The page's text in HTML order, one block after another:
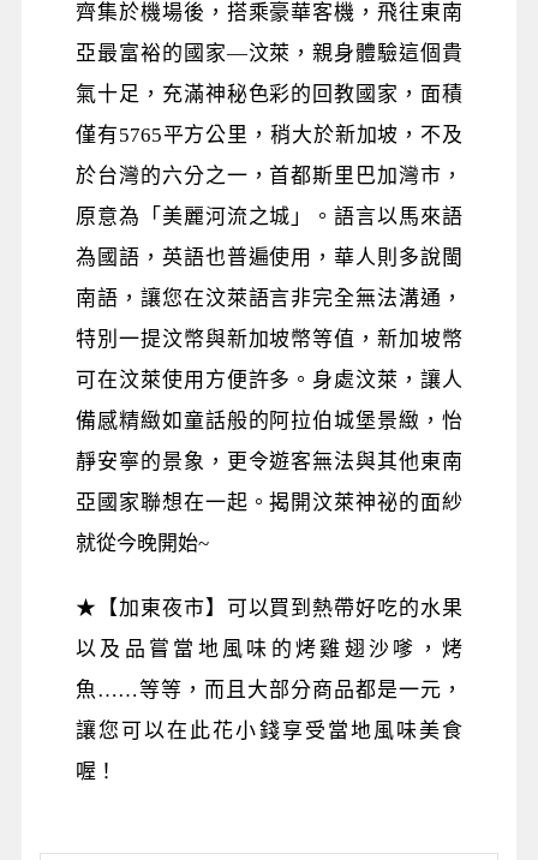
齊集於機場後，搭乘豪華客機，飛往東南
亞最富裕的國家—汶萊，親身體驗這個貴
氣十足，充滿神秘色彩的回教國家，面積
僅有5765平方公里，稍大於新加坡，不及
於台灣的六分之一，首都斯里巴加灣市，
原意為「美麗河流之城」。語言以馬來語
為國語，英語也普遍使用，華人則多說閩
南語，讓您在汶萊語言非完全無法溝通，
特別一提汶幣與新加坡幣等值，新加坡幣
可在汶萊使用方便許多。身處汶萊，讓人
備感精緻如童話般的阿拉伯城堡景緻，怡
靜安寧的景象，更令遊客無法與其他東南
亞國家聯想在一起。揭開汶萊神祕的面紗
就從今晚開始~
★【加東夜市】可以買到熱帶好吃的水果
以及品嘗當地風味的烤雞翅沙嗲，烤
魚……等等，而且大部分商品都是一元，
讓您可以在此花小錢享受當地風味美食
喔！